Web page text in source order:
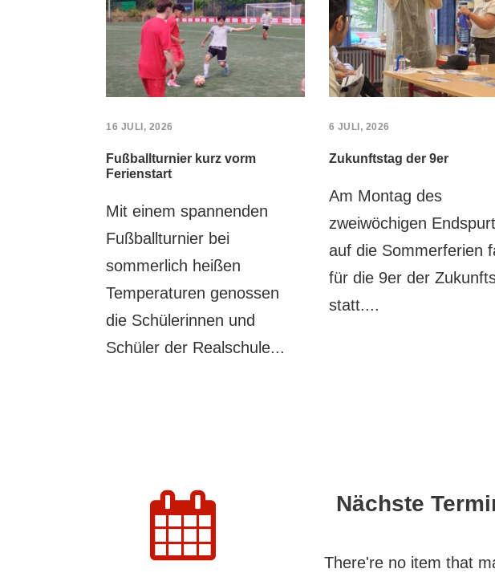
16 JULI, 2026
Fußballturnier kurz vorm
Ferienstart
Mit einem spannenden
Fußballturnier bei
sommerlich heißen
Temperaturen genossen
die Schülerinnen und
Schüler der Realschule...
6 JULI, 2026
Zukunftstag der 9er
Am Montag des
zweiwöchigen
auf die Sommerferien
für die 9er der
statt....
Nächste
There're no item that